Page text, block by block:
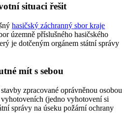
situaci řešit
hasičský záchranný sbor kraje
územně příslušného hasičského
je dotčeným orgánem státní správy
mít s sebou
zpracované oprávněnou osobou
(jedno vyhotovení si
správy na úseku požární ochrany